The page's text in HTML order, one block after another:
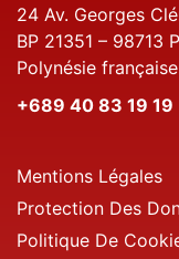
24 Av. Georges
BP 21351 – 98713
Polynésie
+689 40 83 19 19
Mentions Légales
Protection Des
Politique De